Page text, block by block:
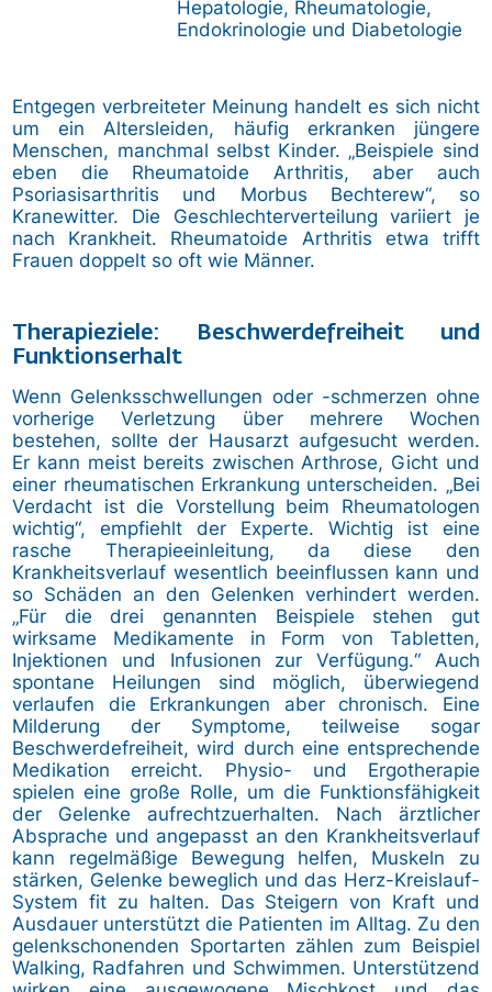
Hepatologie, Rheumatologie,
Endokrinologie und Diabetologie
Entgegen verbreiteter Meinung handelt es sich nicht
um ein Altersleiden, häufig erkranken jüngere
Menschen, manchmal selbst Kinder. „Beispiele sind
eben die Rheumatoide Arthritis, aber auch
Psoriasisarthritis und Morbus Bechterew“, so
Kranewitter. Die Geschlechterverteilung variiert je
nach Krankheit. Rheumatoide Arthritis etwa trifft
Frauen doppelt so oft wie Männer.
Therapieziele: Beschwerdefreiheit und
Funktionserhalt
Wenn Gelenksschwellungen oder -schmerzen ohne
vorherige Verletzung über mehrere Wochen
bestehen, sollte der Hausarzt aufgesucht werden.
Er kann meist bereits zwischen Arthrose, Gicht und
einer rheumatischen Erkrankung unterscheiden. „Bei
Verdacht ist die Vorstellung beim Rheumatologen
wichtig“, empfiehlt der Experte. Wichtig ist eine
rasche Therapieeinleitung, da diese den
Krankheitsverlauf wesentlich beeinflussen kann und
so Schäden an den Gelenken verhindert werden.
„Für die drei genannten Beispiele stehen gut
wirksame Medikamente in Form von Tabletten,
Injektionen und Infusionen zur Verfügung.“ Auch
spontane Heilungen sind möglich, überwiegend
verlaufen die Erkrankungen aber chronisch. Eine
Milderung der Symptome, teilweise sogar
Beschwerdefreiheit, wird durch eine entsprechende
Medikation erreicht. Physio- und Ergotherapie
spielen eine große Rolle, um die Funktionsfähigkeit
der Gelenke aufrechtzuerhalten. Nach ärztlicher
Absprache und angepasst an den Krankheitsverlauf
kann regelmäßige Bewegung helfen, Muskeln zu
stärken, Gelenke beweglich und das Herz-Kreislauf-
System fit zu halten. Das Steigern von Kraft und
Ausdauer unterstützt die Patienten im Alltag. Zu den
gelenkschonenden Sportarten zählen zum Beispiel
Walking, Radfahren und Schwimmen. Unterstützend